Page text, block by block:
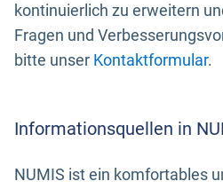
kontinuierlich zu erweitern
Fragen und
bitte unser Kontaktformular.
Informationsquellen in
NUMIS ist ein komfortables